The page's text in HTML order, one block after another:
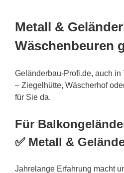
Metall &
Wäschenbeuren
Geländerbau-Profi.de, auch in
– Ziegelhütte, Wäscherhof
für Sie da.
Für
✅ Metall &
Jahrelange Erfahrung macht